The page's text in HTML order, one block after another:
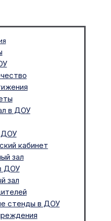
в ДОУ
ДОУ
кабинет
зал
ДОУ
зал
стенды в ДОУ